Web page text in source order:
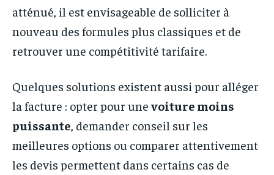
atténué, il est envisageable de solliciter à
nouveau des formules plus classiques et de
retrouver une compétitivité tarifaire.
Quelques solutions existent aussi pour alléger
la facture : opter pour une voiture moins
puissante , demander conseil sur les
meilleures options ou comparer attentivement
les devis permettent dans certains cas de